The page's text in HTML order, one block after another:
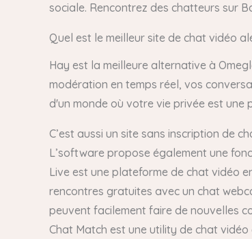
sociale. Rencontrez des chatteurs sur
Quel est le meilleur site de chat vidéo
Hay est la meilleure alternative à
modération en temps réel, vos
d'un monde où votre vie privée est une
C’est aussi un site sans inscription de
L’software propose également une
Live est une plateforme de chat vidéo
rencontres gratuites avec un chat
peuvent facilement faire de nouvelles
Chat Match est une utility de chat